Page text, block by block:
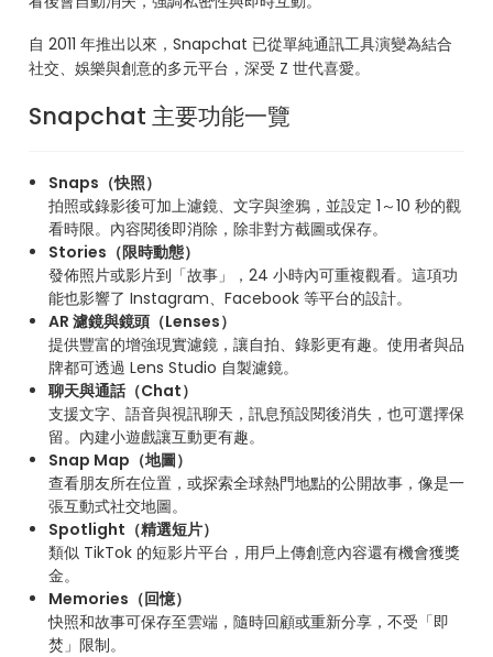
自 2011 年推出以來，Snapchat 已從單純通訊工具演變為結合
社交、娛樂與創意的多元平台，深受 Z 世代喜愛。
Snapchat 主要功能一覽
Snaps（快照）
拍照或錄影後可加上濾鏡、文字與塗鴉，並設定 1～10 秒的觀
看時限。內容閱後即消除，除非對方截圖或保存。
Stories（限時動態）
發佈照片或影片到「故事」，24 小時內可重複觀看。這項功
能也影響了 Instagram、Facebook 等平台的設計。
AR 濾鏡與鏡頭（Lenses）
提供豐富的增強現實濾鏡，讓自拍、錄影更有趣。使用者與品
牌都可透過 Lens Studio 自製濾鏡。
聊天與通話（Chat）
支援文字、語音與視訊聊天，訊息預設閱後消失，也可選擇保
留。內建小遊戲讓互動更有趣。
Snap Map（地圖）
查看朋友所在位置，或探索全球熱門地點的公開故事，像是一
張互動式社交地圖。
Spotlight（精選短片）
類似 TikTok 的短影片平台，用戶上傳創意內容還有機會獲獎
金。
Memories（回憶）
快照和故事可保存至雲端，隨時回顧或重新分享，不受「即
焚」限制。